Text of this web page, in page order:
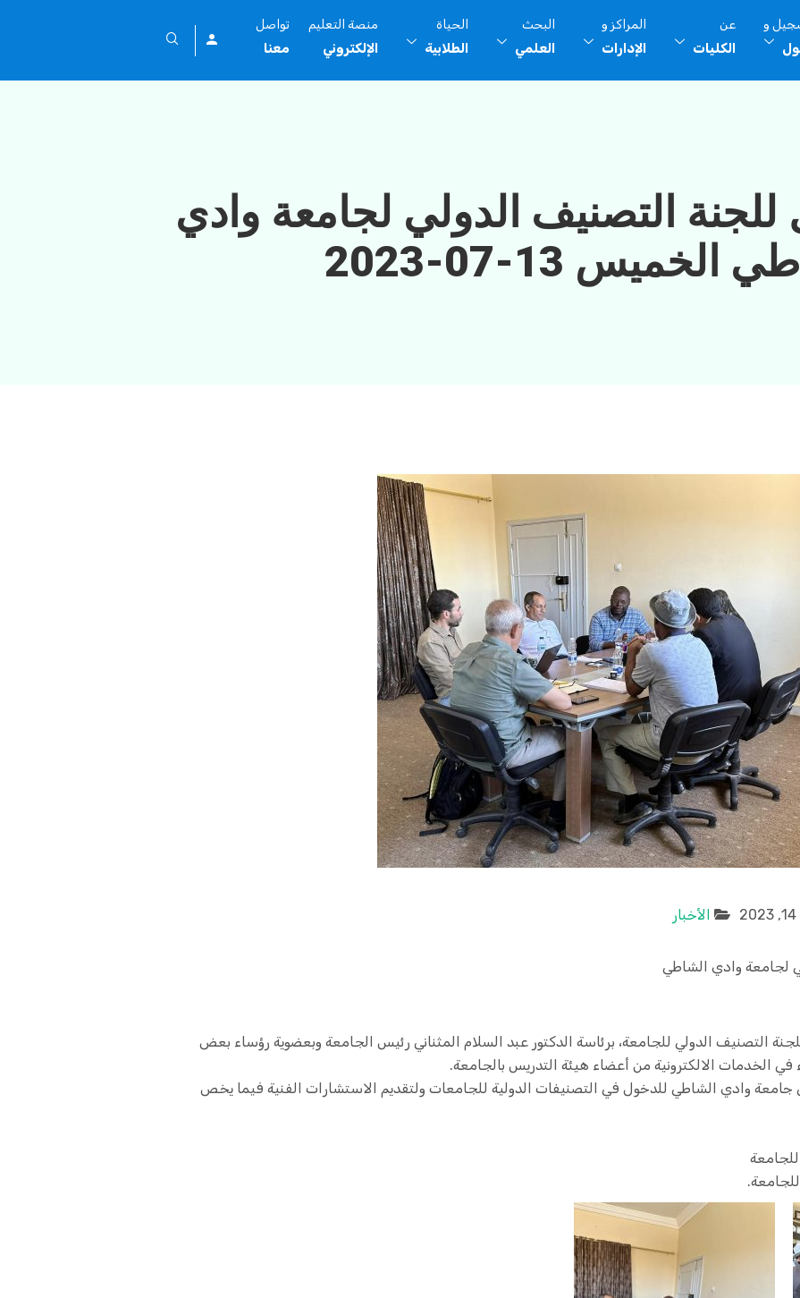
و عن
الكليات
المراكز و
الإدارات
البحث
العلمي
الحياة
الطلابية
منصة التعليم
الإلكتروني
تواصل
معنا
للجنة التصنيف الدولي لجامعة وادي
الخميس 13-07-2023
الأخبار
لجامعة وادي الشاطي
التصنيف الدولي للجامعة، برئاسة الدكتور عبد السلام المثناني رئيس الجامعة وبعضوية رؤساء بعض
في الخدمات الالكترونية من أعضاء هيئة التدريس بالجامعة.
وادي الشاطي للدخول في التصنيفات الدولية للجامعات ولتقديم الاستشارات الفنية فيما يخص
للجامعة